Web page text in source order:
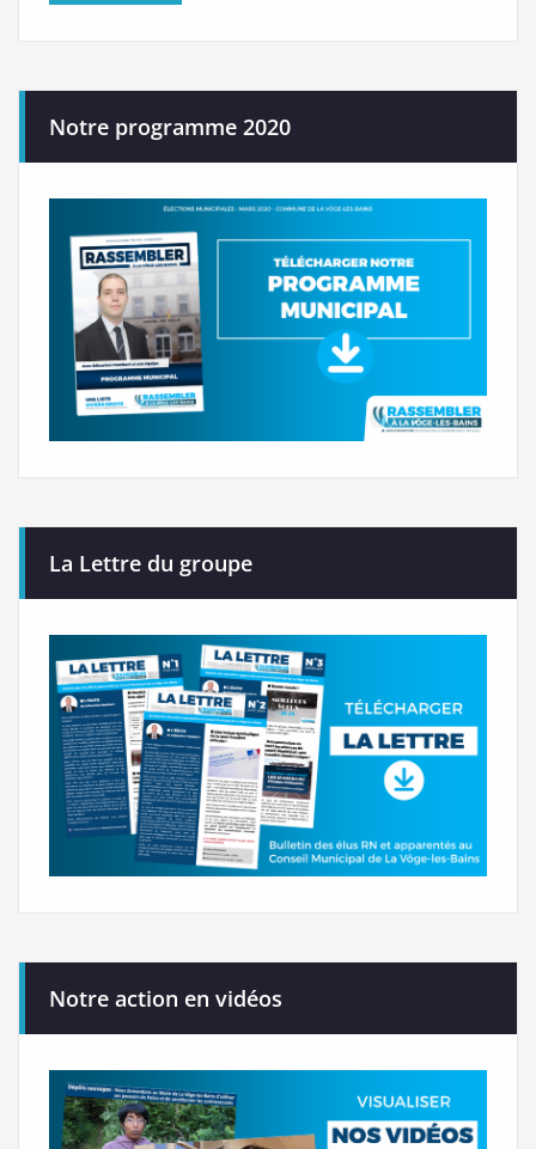
Notre programme 2020
La Lettre du groupe
Notre action en vidéos